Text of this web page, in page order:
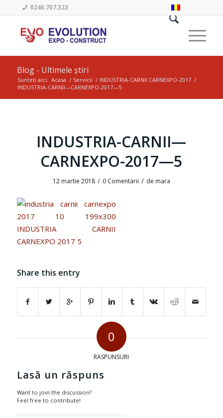
0246.707.323
Blog - Ultimele știri
Sunteți aici: Acasa / Servicii / INDUSTRIA-CARNII CARNEXPO-2017 /
INDUSTRIA-CARNII—CARNEXPO-2017—5
INDUSTRIA-CARNII—
CARNEXPO-2017—5
12 martie 2018 / 0 Comentarii / de mara
Share this entry
0
RASPUNSURI
Lasă un răspuns
Want to join the discussion?
Feel free to contribute!